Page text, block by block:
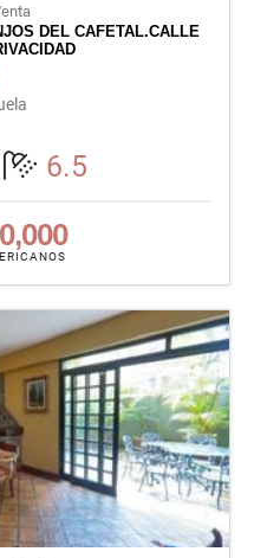
DEL CAFETAL.CALLE
6.5